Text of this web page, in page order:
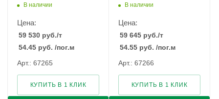
В наличии
Цена:
59 530 руб./т
54.45 руб. /пог.м
Арт.: 67265
КУПИТЬ В 1 КЛИК
В наличии
Цена:
59 645 руб./т
54.55 руб. /пог.м
Арт.: 67266
КУПИТЬ В 1 КЛИК